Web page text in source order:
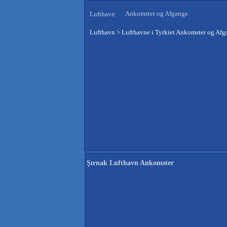
Lufthavn Ankomster og Afgange
Lufthavn > Lufthavne i Tyrkiet Ankomster og
Şırnak Lufthavn Ankomster